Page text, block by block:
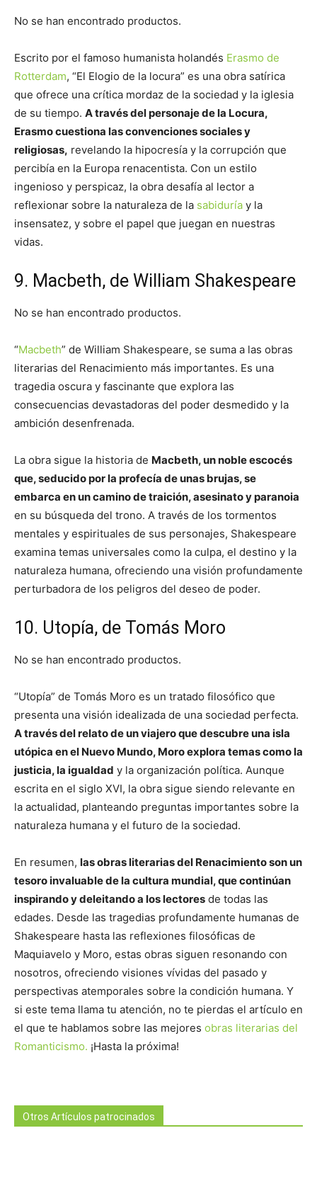
No se han encontrado productos.
Escrito por el famoso humanista holandés Erasmo de
Rotterdam, “El Elogio de la locura” es una obra satírica
que ofrece una crítica mordaz de la sociedad y la iglesia
de su tiempo. A través del personaje de la Locura,
Erasmo cuestiona las convenciones sociales y
religiosas, revelando la hipocresía y la corrupción que
percibía en la Europa renacentista. Con un estilo
ingenioso y perspicaz, la obra desafía al lector a
reflexionar sobre la naturaleza de la sabiduría y la
insensatez, y sobre el papel que juegan en nuestras
vidas.
9. Macbeth, de William Shakespeare
No se han encontrado productos.
“Macbeth” de William Shakespeare, se suma a las obras
literarias del Renacimiento más importantes. Es una
tragedia oscura y fascinante que explora las
consecuencias devastadoras del poder desmedido y la
ambición desenfrenada.
La obra sigue la historia de Macbeth, un noble escocés
que, seducido por la profecía de unas brujas, se
embarca en un camino de traición, asesinato y paranoia
en su búsqueda del trono. A través de los tormentos
mentales y espirituales de sus personajes, Shakespeare
examina temas universales como la culpa, el destino y la
naturaleza humana, ofreciendo una visión profundamente
perturbadora de los peligros del deseo de poder.
10. Utopía, de Tomás Moro
No se han encontrado productos.
“Utopía” de Tomás Moro es un tratado filosófico que
presenta una visión idealizada de una sociedad perfecta.
A través del relato de un viajero que descubre una isla
utópica en el Nuevo Mundo, Moro explora temas como la
justicia, la igualdad y la organización política. Aunque
escrita en el siglo XVI, la obra sigue siendo relevante en
la actualidad, planteando preguntas importantes sobre la
naturaleza humana y el futuro de la sociedad.
En resumen, las obras literarias del Renacimiento son un
tesoro invaluable de la cultura mundial, que continúan
inspirando y deleitando a los lectores de todas las
edades. Desde las tragedias profundamente humanas de
Shakespeare hasta las reflexiones filosóficas de
Maquiavelo y Moro, estas obras siguen resonando con
nosotros, ofreciendo visiones vívidas del pasado y
perspectivas atemporales sobre la condición humana. Y
si este tema llama tu atención, no te pierdas el artículo en
el que te hablamos sobre las mejores obras literarias del
Romanticismo. ¡Hasta la próxima!
Otros Artículos patrocinados